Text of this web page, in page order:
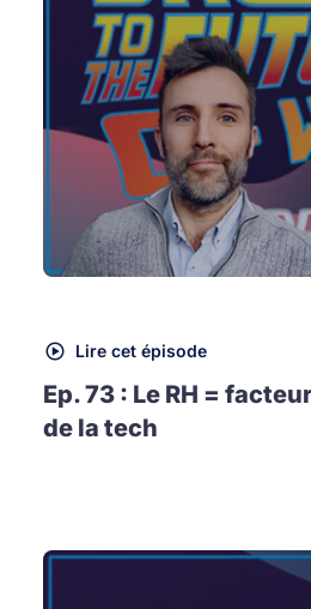
Lire cet épisode
Ep. 73 : Le RH =
de la tech